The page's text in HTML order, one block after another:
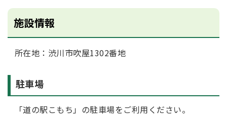
施設情報
所在地：渋川市吹屋1302番地
駐車場
「道の駅こもち」の駐車場をご利用ください。